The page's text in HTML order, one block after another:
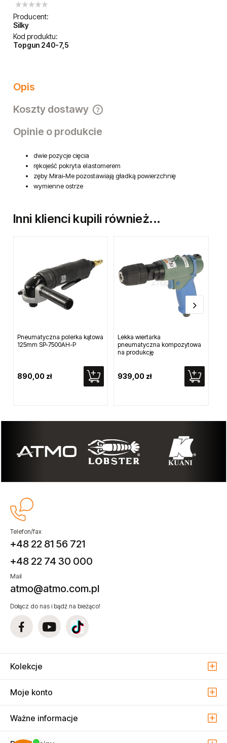
Producent:
Silky
Kod produktu:
Topgun 240-7,5
Opis
Koszty dostawy
Cena nie zawiera ewentualnych kosztów płatności
Opinie o produkcie
dwie pozycje cięcia
rękojeść pokryta elastomerem
zęby Mirai-Me pozostawiają gładką powierzchnię
wymienne ostrze
Inni klienci kupili również...
Pneumatyczna polerka kątowa
125mm SP-7500AH-P
890,00 zł
Lekka wiertarka
pneumatyczna kompozytowa
na produkcję
939,00 zł
Telefon/fax
+48 22 81 56 721
+48 22 74 30 000
Mail
atmo@atmo.com.pl
Dołącz do nas i bądź na bieżąco!
Kolekcje
Moje konto
Ważne informacje